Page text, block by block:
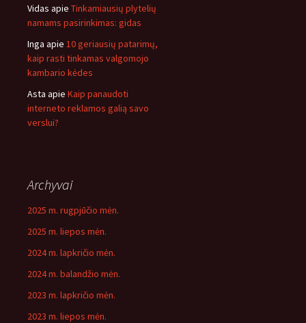
Vidas apie Tinkamiausių plytelių
namams pasirinkimas: gidas
Inga apie 10 geriausių patarimų,
kaip rasti tinkamas valgomojo
kambario kėdes
Asta apie Kaip panaudoti
interneto reklamos galią savo
verslui?
Archyvai
2025 m. rugpjūčio mėn.
2025 m. liepos mėn.
2024 m. lapkričio mėn.
2024 m. balandžio mėn.
2023 m. lapkričio mėn.
2023 m. liepos mėn.